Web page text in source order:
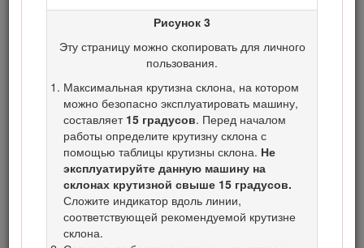
Рисунок 3
Эту страницу можно скопировать для личного
пользования.
Максимальная крутизна склона, на котором
можно безопасно эксплуатировать машину,
составляет 15 градусов. Перед началом
работы определите крутизну склона с
помощью таблицы крутизны склона. Не
эксплуатируйте данную машину на
склонах крутизной свыше 15 градусов.
Сложите индикатор вдоль линии,
соответствующей рекомендуемой крутизне
склона.
«Опасно!»указывает на неизбежную опасную
ситуацию, которая, если ее не предотвратить,
приведетк гибели или серьезным травмам людей.
«Предупреждение!»указывает на потенциально
опасную ситуацию, которая, если ее не
предотвратить,можетпривести к серьезной
травме, в том числе с летальным исходом.
«Осторожно!»указывает на потенциально
опасную ситуацию, которая, если ее не
предотвратить,можетпривести к травмам легкой
или средней тяжести.